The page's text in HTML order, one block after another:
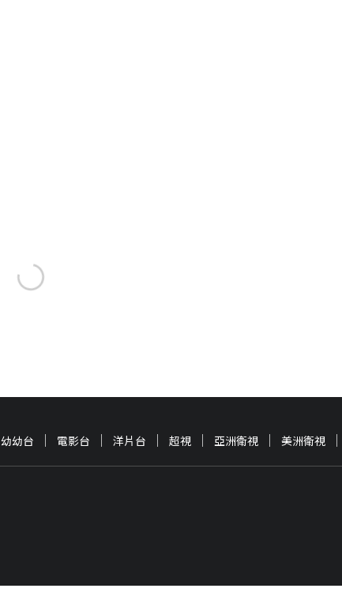
幼幼台 電影台 洋片台 超視 亞洲衛視 美洲衛視